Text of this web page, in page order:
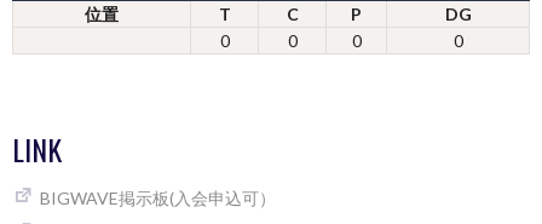
位置 T C P
DG
0
0 0 0
LINK
BIGWAVE掲示板(入会申込可）